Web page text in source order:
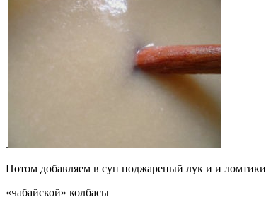
.
Потом добавляем в суп поджареный лук и и ломтики
«чабайской» колбасы